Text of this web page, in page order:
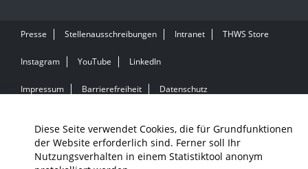
Diese Seite verwendet Cookies, die für Grundfunktionen
der Website erforderlich sind. Ferner soll Ihr
Nutzungsverhalten in einem Statistiktool anonym
Presse Stellenausschreibungen Intranet THWS Store
Instagram YouTube LinkedIn
Impressum Barrierefreiheit Datenschutz